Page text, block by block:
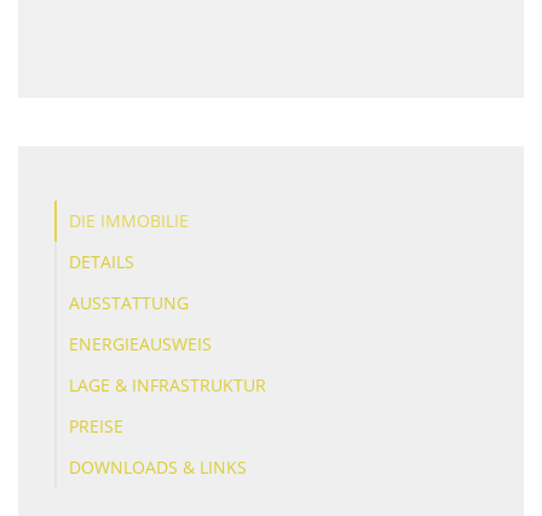
DIE IMMOBILIE
DETAILS
AUSSTATTUNG
ENERGIEAUSWEIS
LAGE & INFRASTRUKTUR
PREISE
DOWNLOADS & LINKS